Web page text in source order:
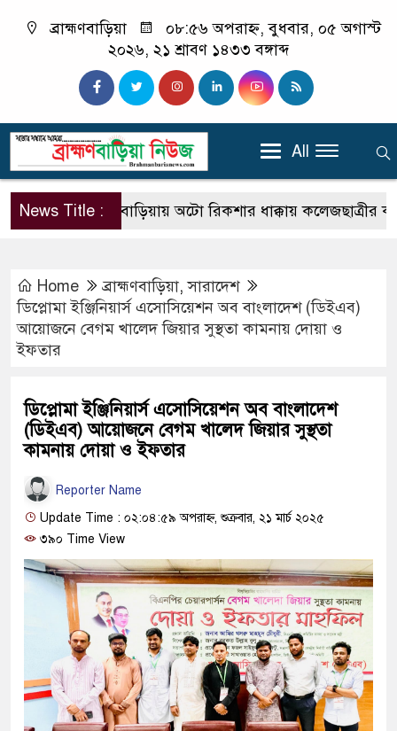
ব্রাহ্মণবাড়িয়া
০৮:৫৬ অপরাহ্ন, বুধবার, ০৫ অগাস্ট
২০২৬, ২১ শ্রাবণ ১৪৩৩ বঙ্গাব্দ
All
News Title :
ব্রাহ্মণবাড়িয়ায় অটো রিকশার ধাক্কায় কলেজছাত্রীর করুণ
Home ব্রাহ্মণবাড়িয়া,সারাদেশ
ডিপ্লোমা ইঞ্জিনিয়ার্স এসোসিয়েশন অব বাংলাদেশ (ডিইএব)
আয়োজনে বেগম খালেদ জিয়ার সুস্থতা কামনায় দোয়া ও
ইফতার
ডিপ্লোমা ইঞ্জিনিয়ার্স এসোসিয়েশন অব বাংলাদেশ
(ডিইএব) আয়োজনে বেগম খালেদ জিয়ার সুস্থতা
কামনায় দোয়া ও ইফতার
Reporter Name
Update Time : ০২:০৪:৫৯ অপরাহ্ন, শুক্রবার, ২১ মার্চ ২০২৫
৩৯০ Time View